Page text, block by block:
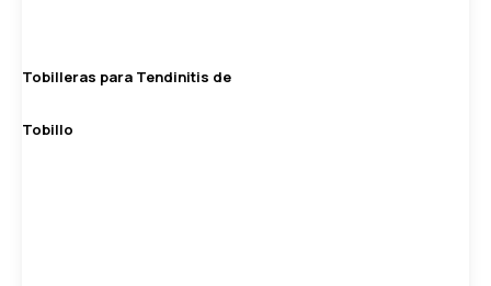
Tobilleras para Tendinitis de
Tobillo